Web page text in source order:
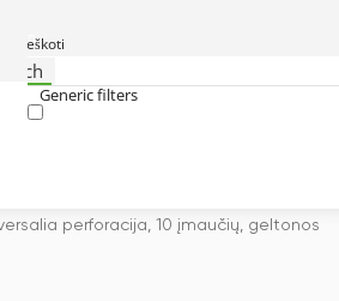
Search
Generic filters
perforacija, 10 įmaučių, geltonos